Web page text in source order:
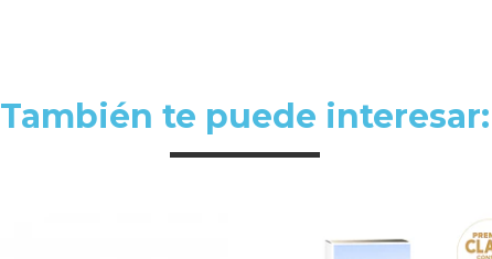
También te puede interesar: